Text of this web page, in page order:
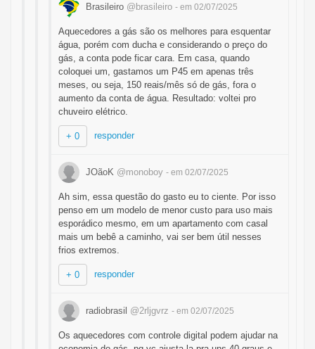
Brasileiro @brasileiro - em 02/07/2025
Aquecedores a gás são os melhores para esquentar
água, porém com ducha e considerando o preço do
gás, a conta pode ficar cara. Em casa, quando
coloquei um, gastamos um P45 em apenas três
meses, ou seja, 150 reais/mês só de gás, fora o
aumento da conta de água. Resultado: voltei pro
chuveiro elétrico.
+ 0 responder
JOãoK @monoboy - em 02/07/2025
Ah sim, essa questão do gasto eu to ciente. Por isso
penso em um modelo de menor custo para uso mais
esporádico mesmo, em um apartamento com casal
mais um bebê a caminho, vai ser bem útil nesses
frios extremos.
+ 0 responder
radiobrasil @2rljgvrz - em 02/07/2025
Os aquecedores com controle digital podem ajudar na